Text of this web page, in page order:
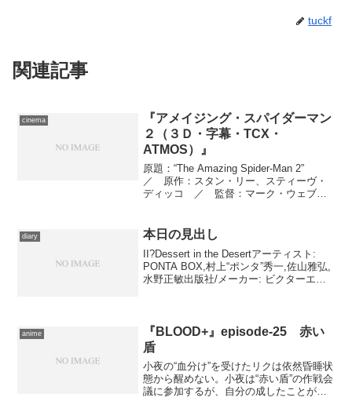
tuckf
関連記事
cinema
『アメイジング・スパイダーマン
２（３Ｄ・字幕・TCX・
ATMOS）』
原題：“The Amazing Spider-Man 2”
／ 原作：スタン・リー、スティーヴ・
ディッコ ／ 監督：マーク・ウェブ
ー、ジェームズ・ヴァンダービルト
／ ...
diary 本日の見出し
II?Dessert in the Desertアーティスト:
PONTA BOX,村上“ポンタ”秀一,佐山雅弘,
水野正敏出版社/メーカー: ビクターエン
anime
『BLOOD+』episode-25 赤い
盾
小夜の“血分け”を受けたリクは依然昏睡状
態から醒めない。小夜は“赤い盾”の作戦会
議に参加するが、自分の成したことが正